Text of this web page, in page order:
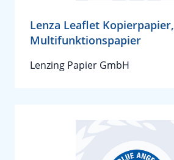
Lenza Leaflet Kopierpapier,
Multifunktionspapier
Lenzing Papier GmbH